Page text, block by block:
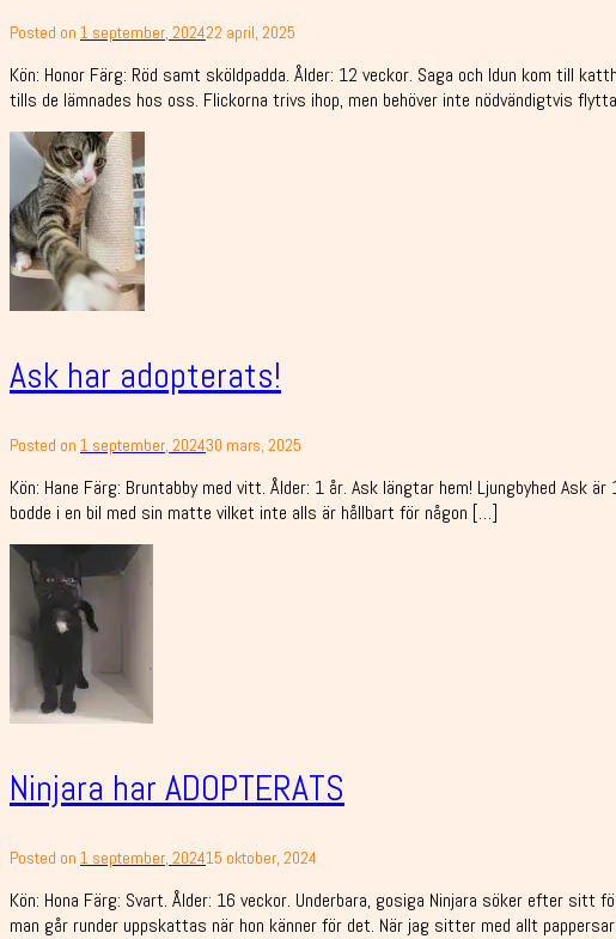
Posted on 1 september, 202422 april, 2025
Kön: Honor Färg: Röd samt sköldpadda. Ålder: 12 veckor. Saga och Idun kom till
tills de lämnades hos oss. Flickorna trivs ihop, men behöver inte nödvändigtvis
Ask har adopterats!
Posted on 1 september, 202430 mars, 2025
Kön: Hane Färg: Bruntabby med vitt. Ålder: 1 år. Ask längtar hem! Ljungbyhed
bodde i en bil med sin matte vilket inte alls är hållbart för någon […]
Ninjara har ADOPTERATS
Posted on 1 september, 202415 oktober, 2024
Kön: Hona Färg: Svart. Ålder: 16 veckor. Underbara, gosiga Ninjara söker efter
man går runder uppskattas när hon känner för det. När jag sitter med allt